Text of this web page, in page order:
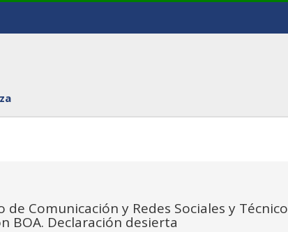
Comunicación y Redes Sociales y Técnico
BOA. Declaración desierta